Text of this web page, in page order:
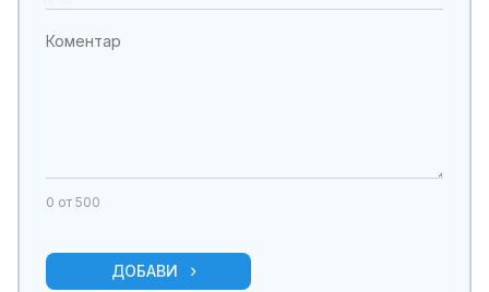
0 от 500
ДОБАВИ